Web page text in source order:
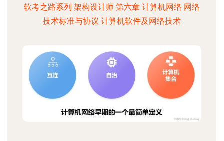
软考之路系列 架构设计师 第六章 计算机网络 网络
技术标准与协议 计算机软件及网络技术